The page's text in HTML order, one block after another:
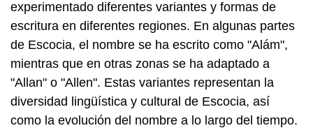
experimentado diferentes variantes y formas de
escritura en diferentes regiones. En algunas partes
de Escocia, el nombre se ha escrito como "Alám",
mientras que en otras zonas se ha adaptado a
"Allan" o "Allen". Estas variantes representan la
diversidad lingüística y cultural de Escocia, así
como la evolución del nombre a lo largo del tiempo.